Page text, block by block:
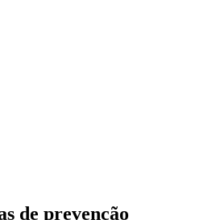
de prevenção